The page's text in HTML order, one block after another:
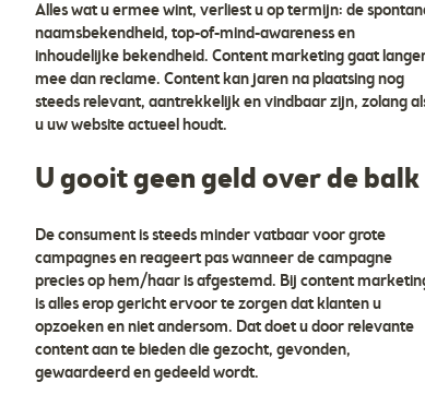
Alles wat u ermee wint, verliest u op termijn: de
naamsbekendheid, top-of-mind-awareness en
inhoudelijke bekendheid. Content marketing gaat
mee dan reclame. Content kan jaren na plaatsing nog
steeds relevant, aantrekkelijk en vindbaar zijn, zolang
u uw website actueel houdt.
U gooit geen geld over de balk
De consument is steeds minder vatbaar voor grote
campagnes en reageert pas wanneer de campagne
precies op hem/haar is afgestemd. Bij content
is alles erop gericht ervoor te zorgen dat klanten u
opzoeken en niet andersom. Dat doet u door relevante
content aan te bieden die gezocht, gevonden,
gewaardeerd en gedeeld wordt.